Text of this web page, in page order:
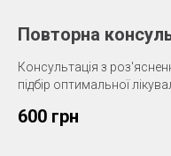
Повторна
Консультація з
підбір оптимальної
600 грн